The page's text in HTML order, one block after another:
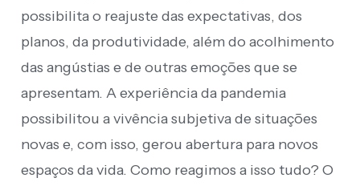
possibilita o reajuste das expectativas, dos
planos, da produtividade, além do acolhimento
das angústias e de outras emoções que se
apresentam. A experiência da pandemia
possibilitou a vivência subjetiva de situações
novas e, com isso, gerou abertura para novos
espaços da vida. Como reagimos a isso tudo? O